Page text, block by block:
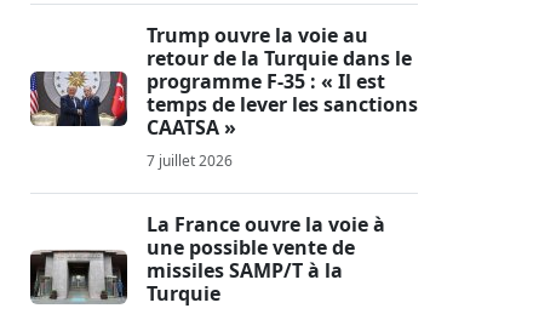
Trump ouvre la voie au
retour de la Turquie dans le
programme F-35 : « Il est
temps de lever les sanctions
CAATSA »
7 juillet 2026
La France ouvre la voie à
une possible vente de
missiles SAMP/T à la
Turquie